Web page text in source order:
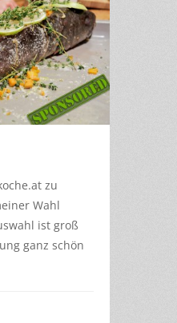
zu
Wahl
ist groß
ganz schön